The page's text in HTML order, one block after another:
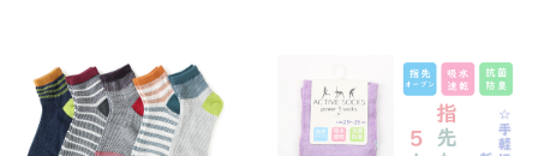
カテゴリー